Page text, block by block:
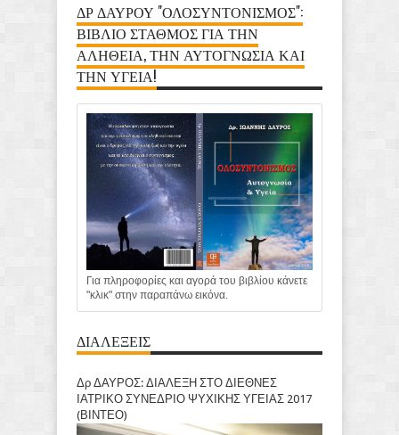
ΔΡ ΔΑΥΡΟΥ "ΟΛΟΣΥΝΤΟΝΙΣΜΟΣ":
ΒΙΒΛΙΟ ΣΤΑΘΜΟΣ ΓΙΑ ΤΗΝ
ΑΛΗΘΕΙΑ, ΤΗΝ ΑΥΤΟΓΝΩΣΙΑ ΚΑΙ
ΤΗΝ ΥΓΕΙΑ!
Για πληροφορίες και αγορά του βιβλίου κάνετε
"κλικ" στην παραπάνω εικόνα.
ΔΙΑΛΕΞΕΙΣ
Δρ ΔΑΥΡΟΣ: ΔΙΑΛΕΞΗ ΣΤΟ ΔΙΕΘΝΕΣ
ΙΑΤΡΙΚΟ ΣΥΝΕΔΡΙΟ ΨΥΧΙΚΗΣ ΥΓΕΙΑΣ 2017
(ΒΙΝΤΕΟ)